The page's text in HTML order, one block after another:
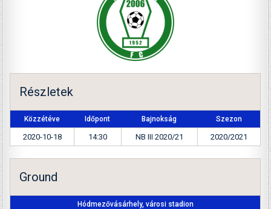
Részletek
Közzétéve Időpont Bajnokság Szezon
2020-10-18 14:30 NB III 2020/21 2020/2021
Ground
Hódmezővásárhely, városi stadion